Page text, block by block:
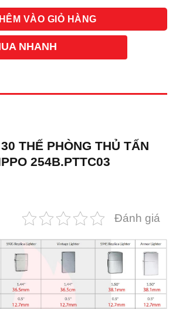
VÀO GIỎ HÀNG
NHANH
THẾ PHÒNG THỦ TẤN
254B.PTTC03
Đánh giá